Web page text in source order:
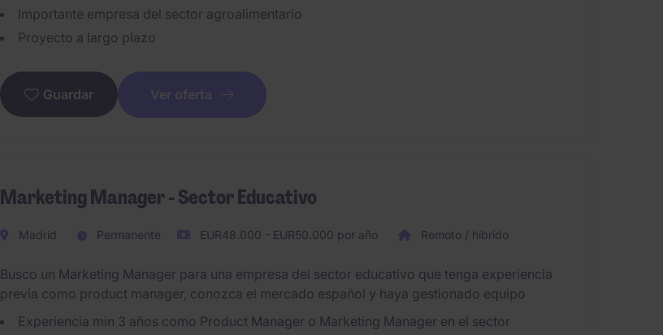
Importante empresa del sector agroalimentario
Proyecto a largo plazo
Guardar Ver oferta
Marketing Manager - Sector Educativo
Madrid Permanente EUR48.000 - EUR50.000 por año Remoto / híbrido
Busco un Marketing Manager para una empresa del sector educativo que tenga experiencia
previa como product manager, conozca el mercado español y haya gestionado equipo
Experiencia min 3 años como Product Manager o Marketing Manager en el sector